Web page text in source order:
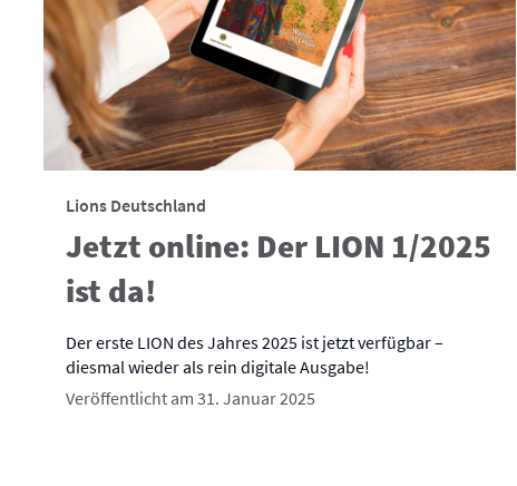
Lions Deutschland
Jetzt online: Der LION 1/2025
ist da!
Der erste LION des Jahres 2025 ist jetzt verfügbar –
diesmal wieder als rein digitale Ausgabe!
Veröffentlicht am 31. Januar 2025